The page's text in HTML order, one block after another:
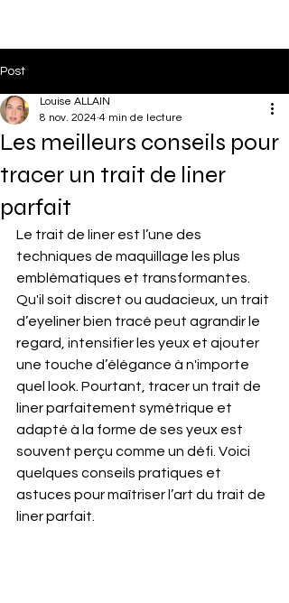
Post
Les meilleurs conseils pour
tracer un trait de liner
parfait
Louise ALLAIN
8 nov. 2024 4 min de lecture
Le trait de liner est l’une des
techniques de maquillage les plus
emblématiques et transformantes.
Qu'il soit discret ou audacieux, un trait
d’eyeliner bien tracé peut agrandir le
regard, intensifier les yeux et ajouter
une touche d’élégance à n'importe
quel look. Pourtant, tracer un trait de
liner parfaitement symétrique et
adapté à la forme de ses yeux est
souvent perçu comme un défi. Voici
quelques conseils pratiques et
astuces pour maîtriser l’art du trait de
liner parfait.